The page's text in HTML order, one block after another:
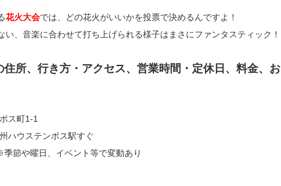
花火大会では、どの花火がいいかを投票で決めるんですよ！
い、音楽に合わせて打ち上げられる様子はまさにファンタスティック！
住所、行き方・アクセス、営業時間・定休日、料金、お
ス町1-1
ハウステンボス駅すぐ
節や曜日、イベント等で変動あり